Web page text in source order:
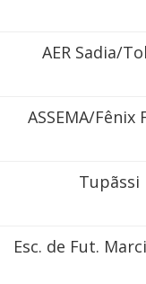
AER Sadia/
ASSEMA/Fênix
Tupãssi
Esc. de Fut.